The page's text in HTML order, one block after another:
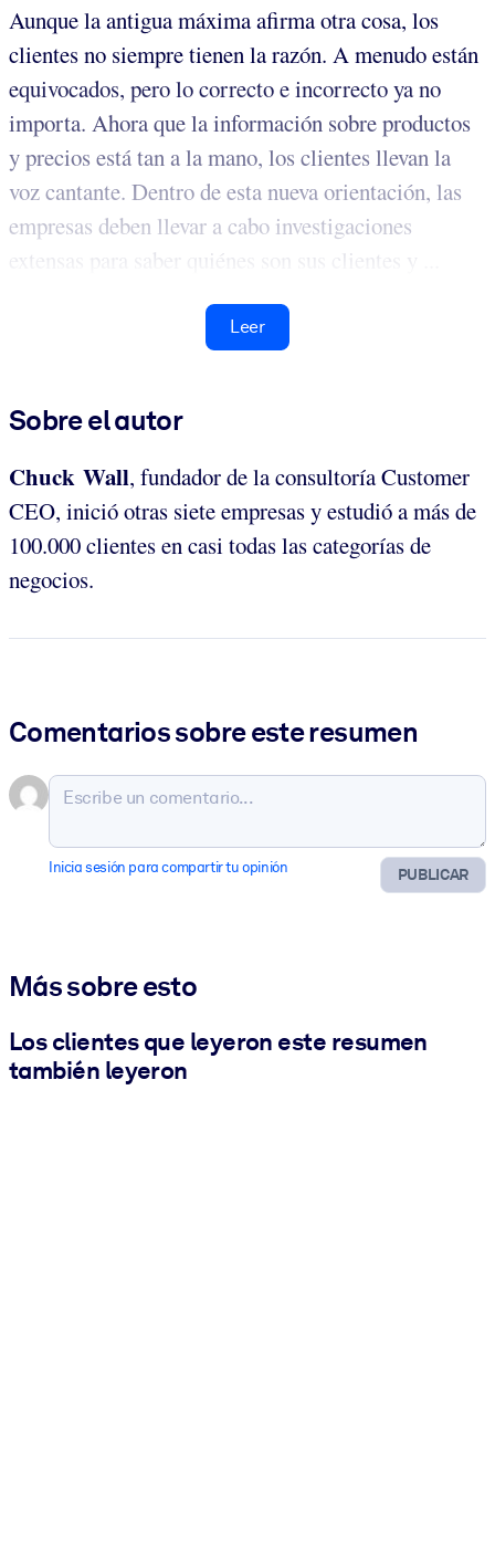
Aunque la antigua máxima afirma otra cosa, los
clientes no siempre tienen la razón. A menudo están
equivocados, pero lo correcto e incorrecto ya no
importa. Ahora que la información sobre productos
y precios está tan a la mano, los clientes llevan la
voz cantante. Dentro de esta nueva orientación, las
empresas deben llevar a cabo investigaciones
extensas para saber quiénes son sus clientes y ...
Leer
Sobre el autor
Chuck Wall, fundador de la consultoría Customer
CEO, inició otras siete empresas y estudió a más de
100.000 clientes en casi todas las categorías de
negocios.
Comentarios sobre este resumen
PUBLICAR
Inicia sesión para compartir tu opinión
Más sobre esto
Los clientes que leyeron este resumen
también leyeron